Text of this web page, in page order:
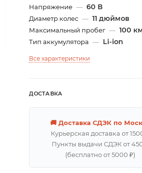
Напряжение — 60 В
Диаметр колес — 11 дюймов
Максимальный пробег — 100
Тип аккумулятора — Li-ion
Все характеристики
ДОСТАВКА
🚚 Доставка СДЭК по
Курьерская доставка от
Пункты выдачи СДЭК от
(бесплатно от 5000 ₽)